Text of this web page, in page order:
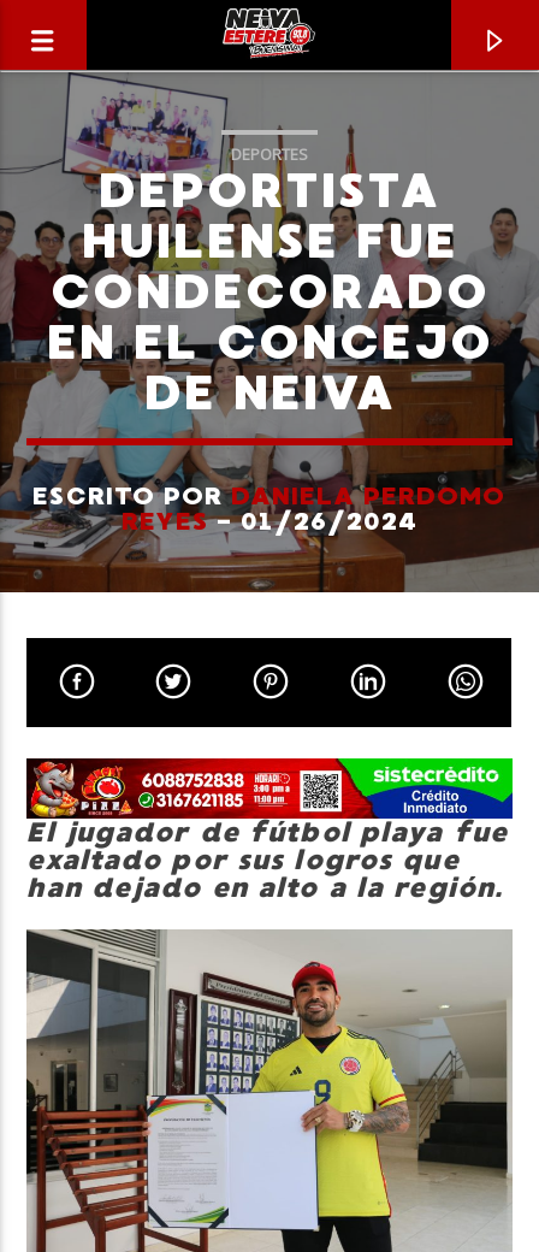
CANCIÓN ACTUAL
TÍTULO
ARTISTA
Neiva Estereo
DEPORTES
DEPORTISTA
HUILENSE FUE
CONDECORADO
EN EL CONCEJO
DE NEIVA
ESCRITO PORDANIELA PERDOMO
REYES- 01/26/2024
El jugador de fútbol playa fue
exaltado por sus logros que
han dejado en alto a la región.